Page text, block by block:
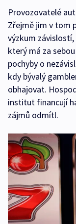
Provozovatelé
Zřejmě jim v tom
výzkum
který má za
pochyby o
kdy bývalý
obhajovat.
institut financují
zájmů odmítl.